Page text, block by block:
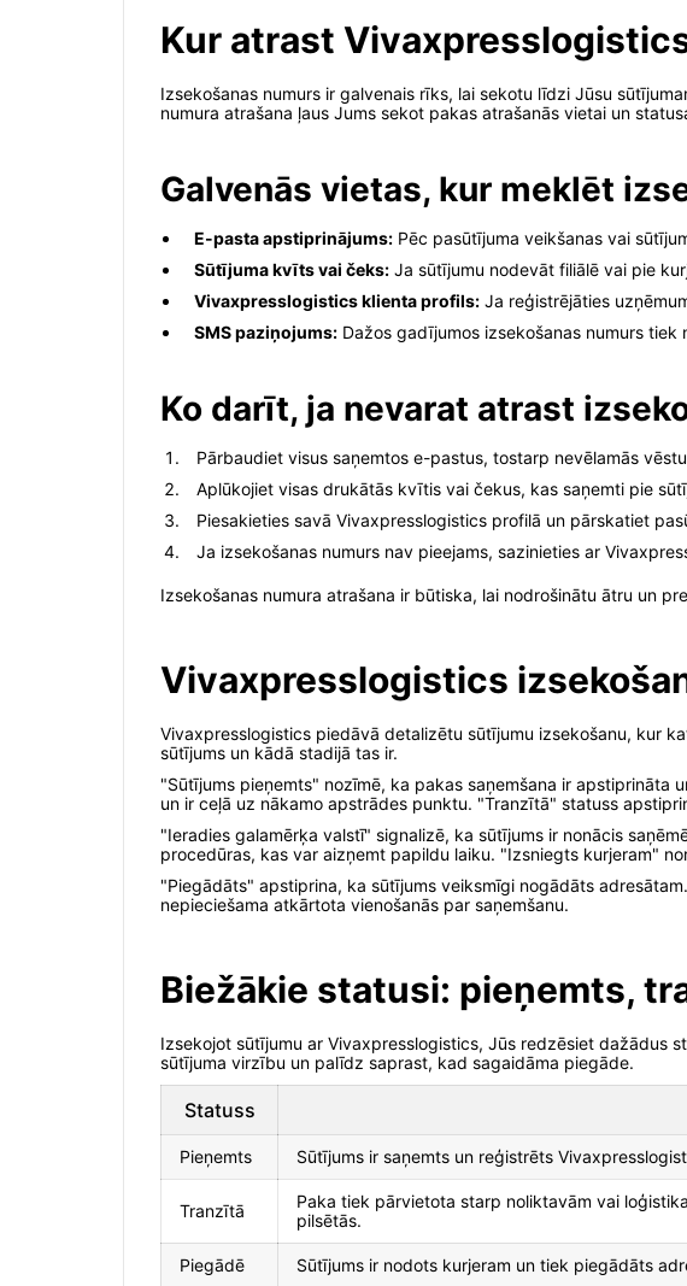
Kur atrast
Izsekošanas numurs ir galvenais rīks, lai sekotu līdzi Jūsu
numura atrašana ļaus Jums sekot pakas atrašanās vietai un
Galvenās vietas, kur meklēt
E-pasta apstiprinājums: Pēc pasūtījuma veikšanas vai
Sūtījuma kvīts vai čeks: Ja sūtījumu nodevāt filiālē vai pie
Vivaxpresslogistics klienta profils: Ja reģistrējāties
SMS paziņojums: Dažos gadījumos izsekošanas numurs
Ko darīt, ja nevarat atrast
Pārbaudiet visus saņemtos e-pastus, tostarp nevēlamās
Aplūkojiet visas drukātās kvītis vai čekus, kas saņemti pie
Piesakieties savā Vivaxpresslogistics profilā un pārskatiet
Ja izsekošanas numurs nav pieejams, sazinieties ar
Izsekošanas numura atrašana ir būtiska, lai nodrošinātu ātru un
Vivaxpresslogistics
Vivaxpresslogistics piedāvā detalizētu sūtījumu izsekošanu, kur
sūtījums un kādā stadijā tas ir.
"Sūtījums pieņemts" nozīmē, ka pakas saņemšana ir
un ir ceļā uz nākamo apstrādes punktu. "Tranzītā" statuss
"Ieradies galamērķa valstī" signalizē, ka sūtījums ir nonācis
procedūras, kas var aizņemt papildu laiku. "Izsniegts kurjeram"
"Piegādāts" apstiprina, ka sūtījums veiksmīgi nogādāts
nepieciešama atkārtota vienošanās par saņemšanu.
Biežākie statusi: pieņemts,
Izsekojot sūtījumu ar Vivaxpresslogistics, Jūs redzēsiet dažādus
sūtījuma virzību un palīdz saprast, kad sagaidāma piegāde.
Statuss
Pieņemts Sūtījums ir saņemts un reģistrēts
Tranzītā
Paka tiek pārvietota starp noliktavām vai
pilsētās.
Piegādē Sūtījums ir nodots kurjeram un tiek piegādāts